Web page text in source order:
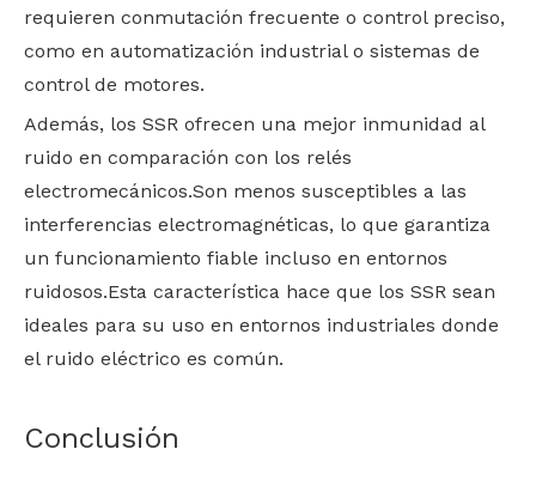
requieren conmutación frecuente o control preciso,
como en automatización industrial o sistemas de
control de motores.
Además, los SSR ofrecen una mejor inmunidad al
ruido en comparación con los relés
electromecánicos.Son menos susceptibles a las
interferencias electromagnéticas, lo que garantiza
un funcionamiento fiable incluso en entornos
ruidosos.Esta característica hace que los SSR sean
ideales para su uso en entornos industriales donde
el ruido eléctrico es común.
Conclusión